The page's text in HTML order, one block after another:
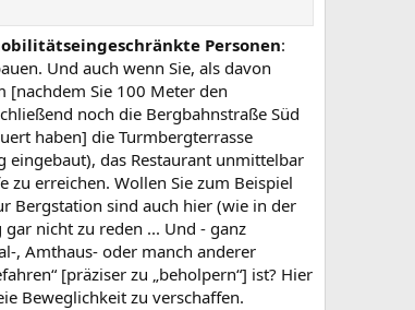
Personen:
Und auch wenn Sie, als davon
[nachdem Sie 100 Meter den
noch die Bergbahnstraße Süd
haben] die Turmbergterrasse
eingebaut), das Restaurant unmittelbar
erreichen. Wollen Sie zum Beispiel
Bergstation sind auch hier (wie in der
nicht zu reden ... Und - ganz
, Amthaus- oder manch anderer
[präziser zu „beholpern“] ist? Hier
Beweglichkeit zu verschaffen.